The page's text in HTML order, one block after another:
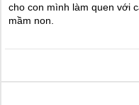
cho con mình làm quen với
mầm non.